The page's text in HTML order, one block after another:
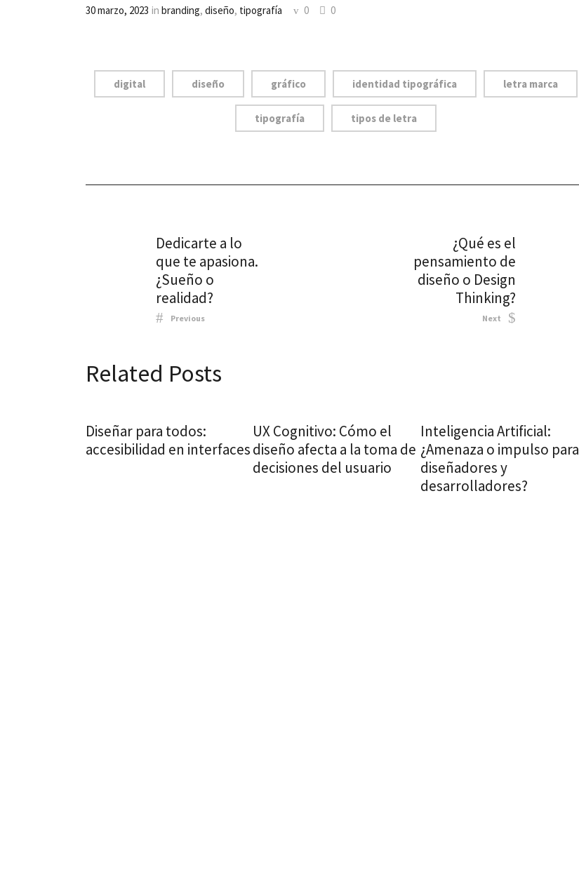
30 marzo, 2023 in branding, diseño, tipografía 0 0
digital diseño gráfico identidad tipográfica letra marca
tipografía tipos de letra
Dedicarte a lo
que te apasiona.
¿Sueño o
realidad?
Previous
¿Qué es el
pensamiento de
diseño o Design
Thinking?
Next
Related Posts
Diseñar para todos:
accesibilidad en interfaces
UX Cognitivo: Cómo el
diseño afecta a la toma de
decisiones del usuario
Inteligencia Artificial:
¿Amenaza o impulso para
diseñadores y
desarrolladores?